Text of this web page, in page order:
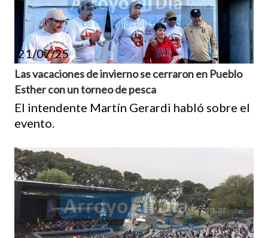
21/07/25
Las vacaciones de invierno se cerraron en Pueblo
Esther con un torneo de pesca
El intendente Martín Gerardi habló sobre el
evento.